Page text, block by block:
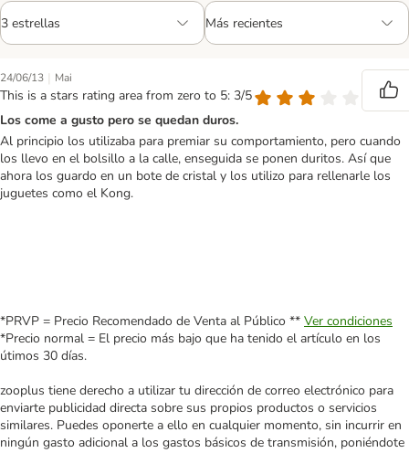
24/06/13 | Mai
This is a stars rating area from zero to 5: 3/5
Los come a gusto pero se quedan duros.
Al principio los utilizaba para premiar su comportamiento, pero cuando
los llevo en el bolsillo a la calle, enseguida se ponen duritos. Así que
ahora los guardo en un bote de cristal y los utilizo para rellenarle los
juguetes como el Kong.
*PRVP = Precio Recomendado de Venta al Público ** Ver condiciones
*Precio normal = El precio más bajo que ha tenido el artículo en los
útimos 30 días.
zooplus tiene derecho a utilizar tu dirección de correo electrónico para
enviarte publicidad directa sobre sus propios productos o servicios
similares. Puedes oponerte a ello en cualquier momento, sin incurrir en
ningún gasto adicional a los gastos básicos de transmisión, poniéndote